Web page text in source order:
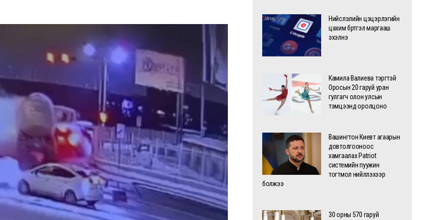
Нийслэлийн цэцэрлэгийн
цахим бүртгэл маргааш
эхэлнэ
Камила Валиева тэргүүтэй
Оросын 20 гаруй уран
гулгагч олон улсын
тэмцээнд оролцоно
Вашингтон Киевт агаарын
довтолгооноос
хамгаалах Patriot
системийн пуужин
тогтмол нийлүүлэхээр
болжээ
30 орны 570 гаруй